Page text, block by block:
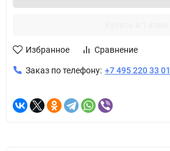
Избранное Сравнение
Заказ по телефону: +7 495 220 33 01